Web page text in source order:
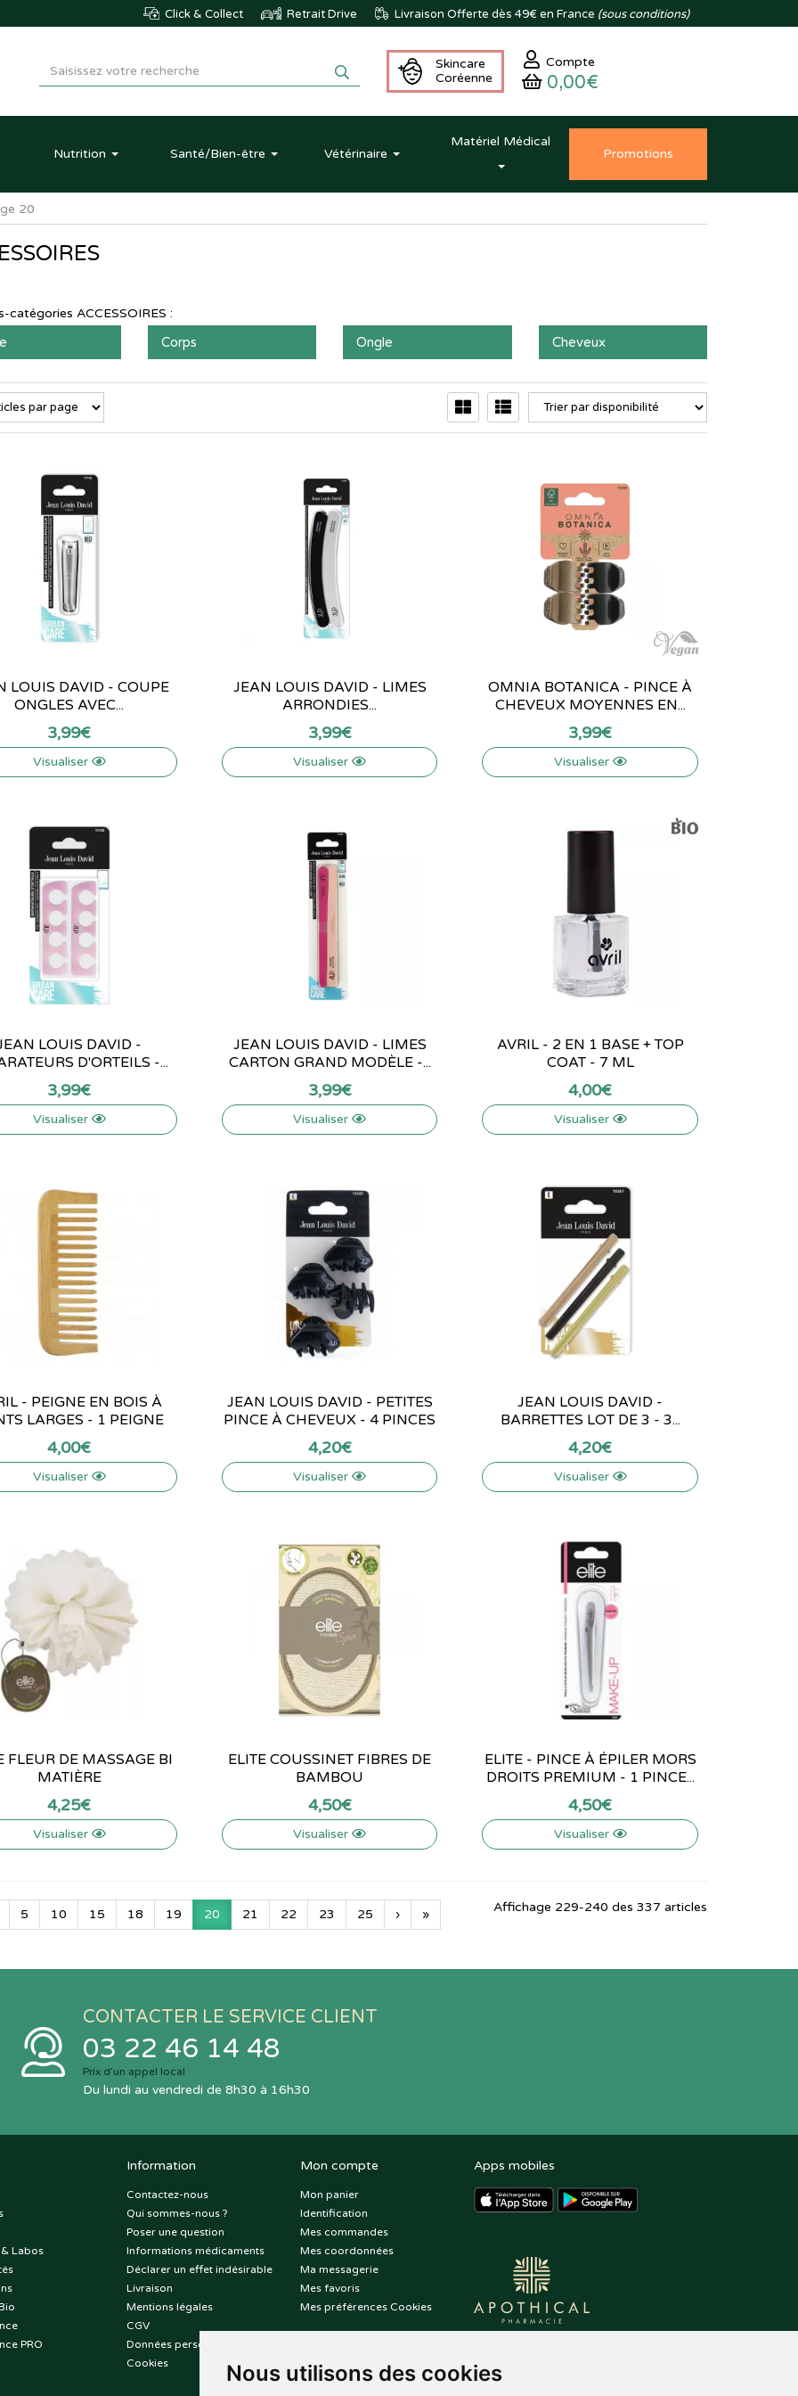
Nous utilisons des cookies
Click & Collect Retrait Drive Livraison Offerte dès 49€ en France (sous conditions)
Skincare
Coréenne
Compte
0,00€
Nutrition Santé/Bien-être Vétérinaire
Matériel Médical
Promotions
20
catégories ACCESSOIRES :
Corps Ongle Cheveux
LOUIS DAVID - COUPE
ONGLES AVEC...
3,99€
Visualiser
JEAN LOUIS DAVID - LIMES
ARRONDIES...
3,99€
Visualiser
OMNIA BOTANICA - PINCE À
CHEVEUX MOYENNES EN...
3,99€
Visualiser
LOUIS DAVID -
D'ORTEILS -...
3,99€
Visualiser
JEAN LOUIS DAVID - LIMES
CARTON GRAND MODÈLE -...
3,99€
Visualiser
AVRIL - 2 EN 1 BASE + TOP
COAT - 7 ML
4,00€
Visualiser
- PEIGNE EN BOIS À
LARGES - 1 PEIGNE
4,00€
Visualiser
JEAN LOUIS DAVID - PETITES
PINCE À CHEVEUX - 4 PINCES
4,20€
Visualiser
JEAN LOUIS DAVID -
BARRETTES LOT DE 3 - 3...
4,20€
Visualiser
FLEUR DE MASSAGE BI
MATIÈRE
4,25€
Visualiser
ELITE COUSSINET FIBRES DE
BAMBOU
4,50€
Visualiser
ELITE - PINCE À ÉPILER MORS
DROITS PREMIUM - 1 PINCE...
4,50€
Visualiser
5 10 15 18 19 20 21 22 23 25 › » Affichage 229-240 des 337 articles
CONTACTER LE SERVICE CLIENT
03 22 46 14 48
Prix d’un appel local
Du lundi au vendredi de 8h30 à 16h30
Labos
PRO
Information
Contactez-nous
Qui sommes-nous ?
Poser une question
Informations médicaments
Déclarer un effet indésirable
Livraison
Mentions légales
CGV
Données personnelles
Cookies
Mon compte
Mon panier
Identification
Mes commandes
Mes coordonnées
Ma messagerie
Mes favoris
Mes préférences Cookies
Apps mobiles